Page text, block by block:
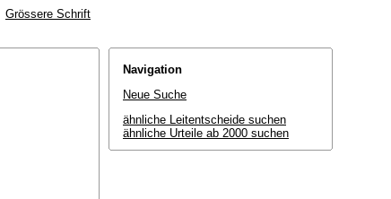
Grössere Schrift
Navigation
Neue Suche
ähnliche Leitentscheide suchen
ähnliche Urteile ab 2000 suchen